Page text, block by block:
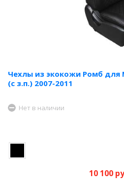
Чехлы из экокожи Ромб для
(с з.п.) 2007-2011
Нет в наличии
10 100